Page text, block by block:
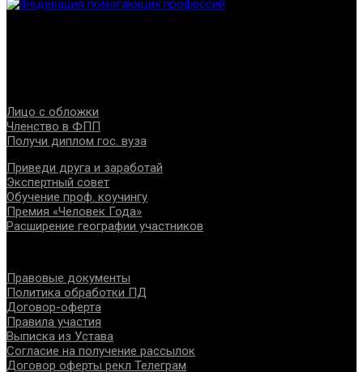
Лицо с обложки
Членство в ФПП
Получи диплом гос. вуза
Приведи друга и заработай
Экспертный совет
Обучение проф. коучингу
Премия «Человек Года»
Расширение географии участников
Правовые документы
Политика обработки ПД
Договор-оферта
Правила участия
Выписка из Устава
Согласие на получение рассылок
Договор оферты рекл Телеграм